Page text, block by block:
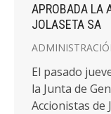
APROBADA LA
JOLASETA SA
El pasado
la Junta de
Accionistas de